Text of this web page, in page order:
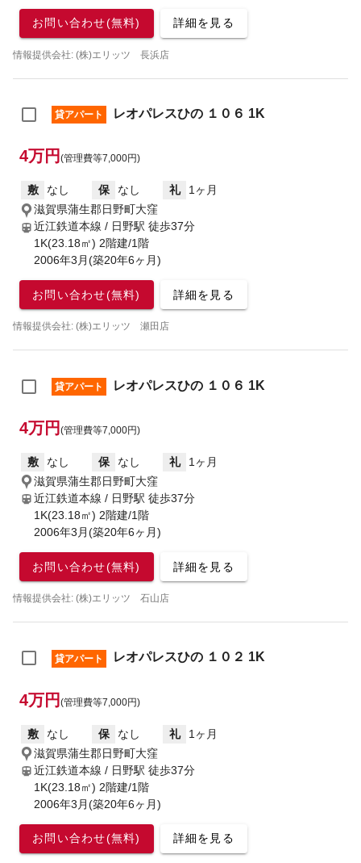
お問い合わせ(無料) 詳細を見る
情報提供会社: (株)エリッツ 長浜店
貸アパート レオパレスひの １０６ 1K
4万円 (管理費等7,000円)
敷 なし 保 なし 礼
1ヶ月
滋賀県蒲生郡日野町大窪
近江鉄道本線 / 日野駅 徒歩37分
1K(23.18㎡) 2階建/1階
2006年3月(築20年6ヶ月)
お問い合わせ(無料) 詳細を見る
情報提供会社: (株)エリッツ 瀬田店
貸アパート レオパレスひの １０６ 1K
4万円 (管理費等7,000円)
敷 なし 保 なし 礼
1ヶ月
滋賀県蒲生郡日野町大窪
近江鉄道本線 / 日野駅 徒歩37分
1K(23.18㎡) 2階建/1階
2006年3月(築20年6ヶ月)
お問い合わせ(無料) 詳細を見る
情報提供会社: (株)エリッツ 石山店
貸アパート レオパレスひの １０２ 1K
4万円 (管理費等7,000円)
敷 なし 保 なし 礼
1ヶ月
滋賀県蒲生郡日野町大窪
近江鉄道本線 / 日野駅 徒歩37分
1K(23.18㎡) 2階建/1階
2006年3月(築20年6ヶ月)
お問い合わせ(無料) 詳細を見る